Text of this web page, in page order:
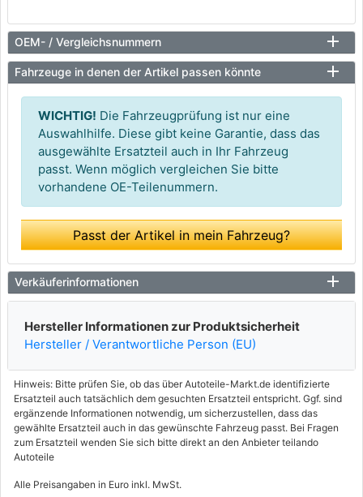
OEM- / Vergleichsnummern
Fahrzeuge in denen der Artikel passen könnte
WICHTIG! Die Fahrzeugprüfung ist nur eine
Auswahlhilfe. Diese gibt keine Garantie, dass das
ausgewählte Ersatzteil auch in Ihr Fahrzeug
passt. Wenn möglich vergleichen Sie bitte
vorhandene OE-Teilenummern.
Passt der Artikel in mein Fahrzeug?
Verkäuferinformationen
Hersteller Informationen zur Produktsicherheit
Hersteller / Verantwortliche Person (EU)
Hinweis: Bitte prüfen Sie, ob das über Autoteile-Markt.de identifizierte
Ersatzteil auch tatsächlich dem gesuchten Ersatzteil entspricht. Ggf. sind
ergänzende Informationen notwendig, um sicherzustellen, dass das
gewählte Ersatzteil auch in das gewünschte Fahrzeug passt. Bei Fragen
zum Ersatzteil wenden Sie sich bitte direkt an den Anbieter teilando
Autoteile
Alle Preisangaben in Euro inkl. MwSt.